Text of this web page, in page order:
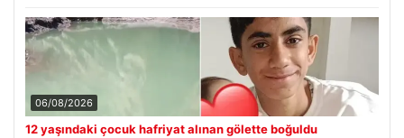
06/08/2026
12 yaşındaki çocuk hafriyat alınan gölette boğuldu